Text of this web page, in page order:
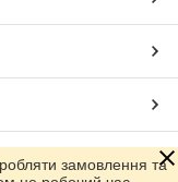
замовлення та